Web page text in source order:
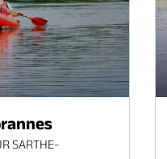
SARTHE-